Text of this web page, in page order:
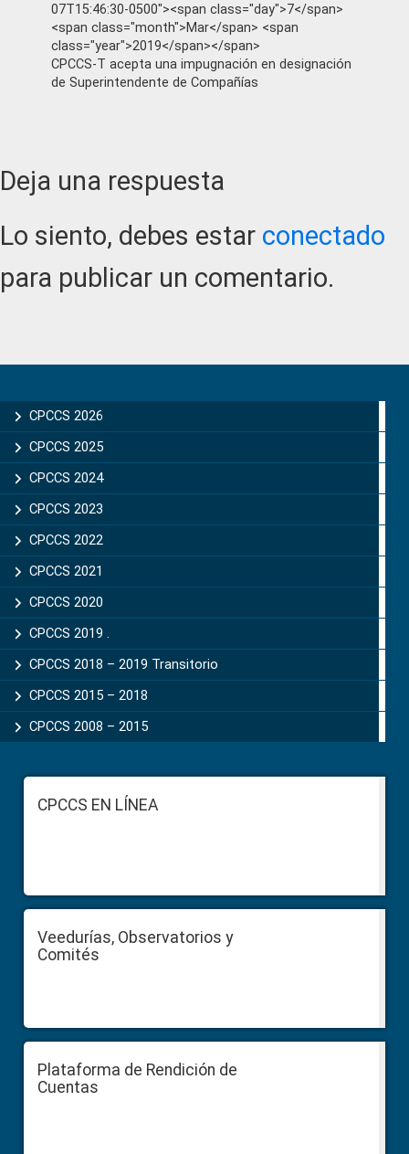
07T15:46:30-0500"><span class="day">7</span>
<span class="month">Mar</span> <span
class="year">2019</span></span>
CPCCS-T acepta una impugnación en designación
de Superintendente de Compañías
Reader
Interactions
Deja una respuesta
Lo siento, debes estar conectado
para publicar un comentario.
Sidebar
CPCCS 2026
CPCCS 2025
CPCCS 2024
CPCCS 2023
CPCCS 2022
CPCCS 2021
CPCCS 2020
CPCCS 2019 .
CPCCS 2018 – 2019 Transitorio
CPCCS 2015 – 2018
CPCCS 2008 – 2015
FooterCPCCS EN LÍNEA
Veedurías, Observatorios y
Comités
Plataforma de Rendición de
Cuentas